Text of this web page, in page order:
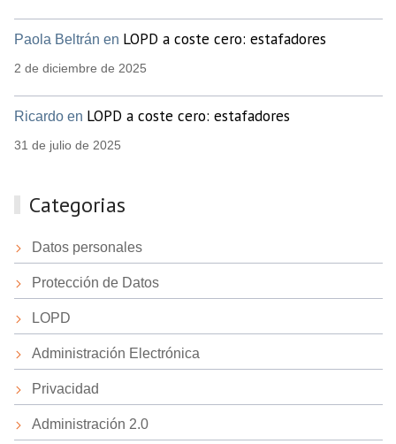
Paola Beltrán en LOPD a coste cero: estafadores
2 de diciembre de 2025
Ricardo en LOPD a coste cero: estafadores
31 de julio de 2025
Categorias
Datos personales
Protección de Datos
LOPD
Administración Electrónica
Privacidad
Administración 2.0